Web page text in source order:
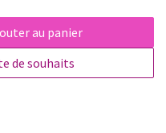
au panier
de souhaits